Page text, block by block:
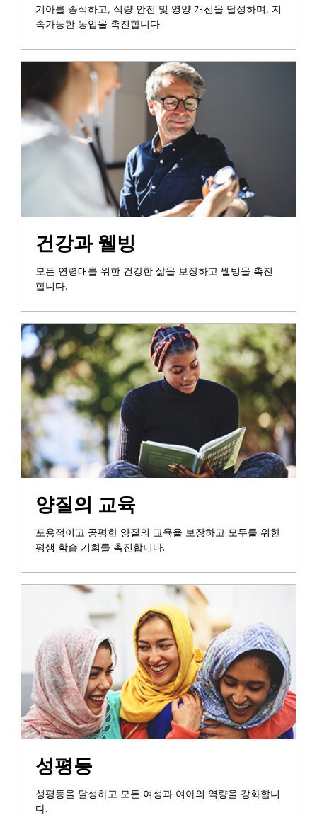
기아를 종식하고, 식량 안전 및 영양 개선을 달성하며, 지
속가능한 농업을 촉진합니다.
건강과 웰빙
모든 연령대를 위한 건강한 삶을 보장하고 웰빙을 촉진
합니다.
양질의 교육
포용적이고 공평한 양질의 교육을 보장하고 모두를 위한
평생 학습 기회를 촉진합니다.
성평등
성평등을 달성하고 모든 여성과 여아의 역량을 강화합니
다.